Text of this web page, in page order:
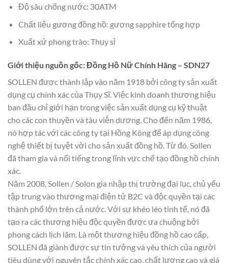
Độ sâu chống nước: 30ATM
Chất liệu gương đồng hồ: gương sapphire tổng hợp
Xuất xứ phong trào: Thụy sỉ
Giới thiệu nguồn gốc: Đồng Hồ Nữ Chính Hãng – SDN27
SOLLEN được thành lập vào năm 1918 bởi công ty sản xuất
dụng cụ chính xác của Thụy Sĩ. Việc kinh doanh thương hiệu
ban đầu chỉ giới hạn trong việc sản xuất dụng cụ kỹ thuật
cho các con thuyền và tàu viễn dương. Cho đến năm 1986,
nó hợp tác với các công ty tại Hồng Kông để áp dụng công
nghệ thiết bị tuyệt vời cho sản xuất đồng hồ. Từ đó, Sollen
đã tham gia và nổi tiếng trong lĩnh vực chế tạo đồng hồ chính
xác.
Năm 2008, Sollen / Solon gia nhập thị trường đại lục, chủ yếu
tập trung vào thương mại điện tử B2C và độc quyền tại các
thành phố lớn trên cả nước. Với sự khéo léo tinh tế, nó đã
tạo ra các thương hiệu độc quyền được ưa chuộng bởi
phong cách lịch lãm. Là một thương hiệu đồng hồ cao cấp,
SOLLEN đã giành được sự tin tưởng và yêu thích của người
tiêu dùng với nguyên tắc chính xác cao, chất lượng cao và giá